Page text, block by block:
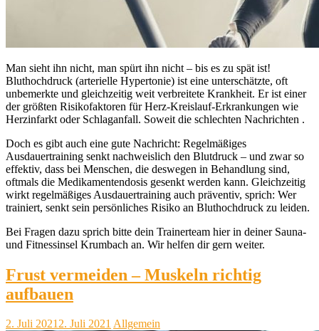
Man sieht ihn nicht, man spürt ihn nicht – bis es zu spät ist!
Bluthochdruck (arterielle Hypertonie) ist eine unterschätzte, oft
unbemerkte und gleichzeitig weit verbreitete Krankheit. Er ist einer
der größten Risikofaktoren für Herz-Kreislauf-Erkrankungen wie
Herzinfarkt oder Schlaganfall. Soweit die schlechten Nachrichten .
Doch es gibt auch eine gute Nachricht: Regelmäßiges
Ausdauertraining senkt nachweislich den Blutdruck – und zwar so
effektiv, dass bei Menschen, die deswegen in Behandlung sind,
oftmals die Medikamentendosis gesenkt werden kann. Gleichzeitig
wirkt regelmäßiges Ausdauertraining auch präventiv, sprich: Wer
trainiert, senkt sein persönliches Risiko an Bluthochdruck zu leiden.
Bei Fragen dazu sprich bitte dein Trainerteam hier in deiner Sauna-
und Fitnessinsel Krumbach an. Wir helfen dir gern weiter.
Frust vermeiden – Muskeln richtig
aufbauen
2. Juli 20212. Juli 2021 Allgemein